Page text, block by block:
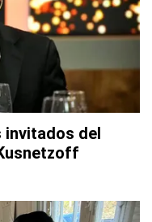
invitados del